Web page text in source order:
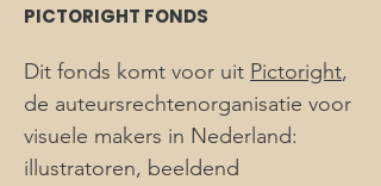
PICTORIGHT FONDS
Dit fonds komt voor uit Pictoright,
de auteursrechtenorganisatie voor
visuele makers in Nederland:
illustratoren, beeldend